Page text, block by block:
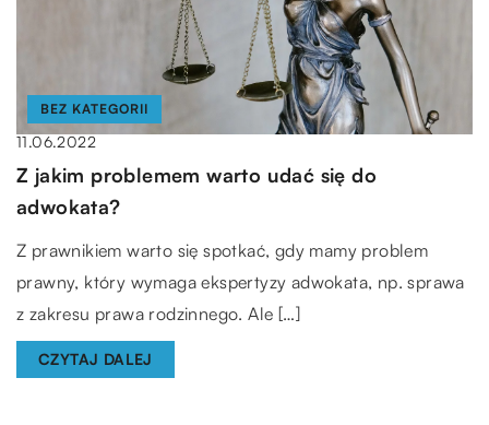
BEZ KATEGORII
11.06.2022
Z jakim problemem warto udać się do
adwokata?
Z prawnikiem warto się spotkać, gdy mamy problem
prawny, który wymaga ekspertyzy adwokata, np. sprawa
z zakresu prawa rodzinnego. Ale […]
CZYTAJ DALEJ